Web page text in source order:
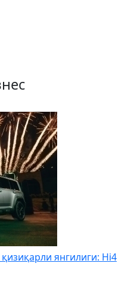
қизиқарли янгилиги: Hi4